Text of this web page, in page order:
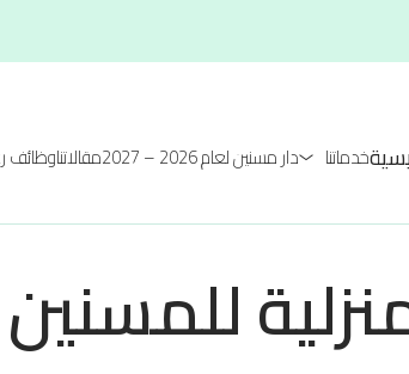
خدماتنا دار مسنين لعام 2026 – 2027 مقالاتناوظائف